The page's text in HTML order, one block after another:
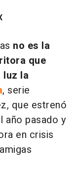
no es la
que
luz la
, serie
que estrenó
año pasado y
en crisis